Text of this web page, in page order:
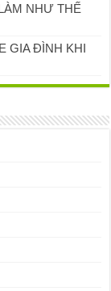
NHƯ THẾ
GIA ĐÌNH KHI